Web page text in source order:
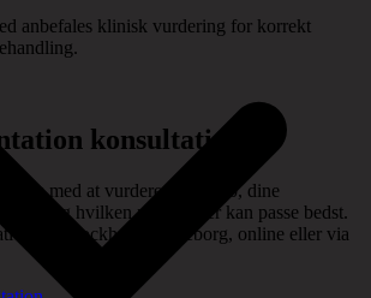
anbefales klinisk vurdering for korrekt
konsultation
os med at vurdere dit hårtab, dine
og hvilken metode der kan passe bedst.
i Stockholm, Göteborg, online eller via